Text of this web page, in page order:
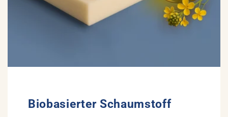
Biobasierter Schaumstoff